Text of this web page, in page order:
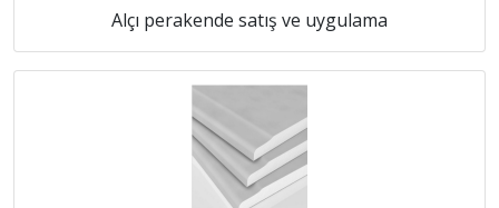
Alçı perakende satış ve uygulama